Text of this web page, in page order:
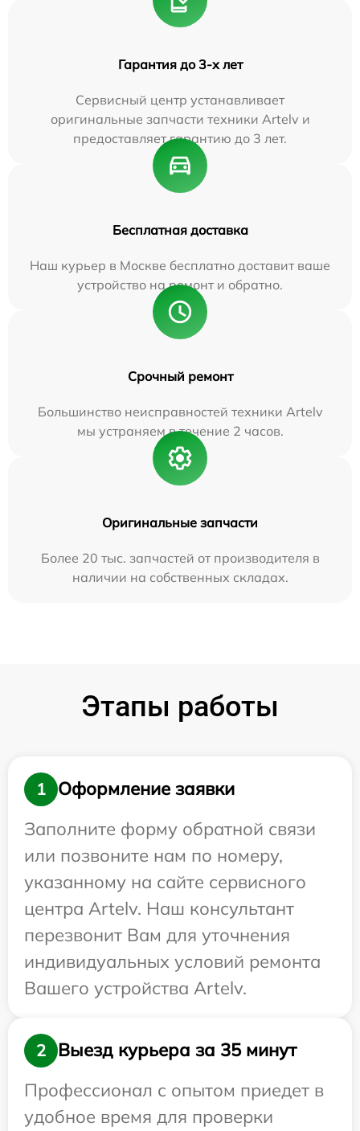
Гарантия до 3-х лет
Сервисный центр устанавливает
оригинальные запчасти техники Artelv и
предоставляет гарантию до 3 лет.
Бесплатная доставка
Наш курьер в Москве бесплатно доставит ваше
устройство на ремонт и обратно.
Срочный ремонт
Большинство неисправностей техники Artelv
мы устраняем в течение 2 часов.
Оригинальные запчасти
Более 20 тыс. запчастей от производителя в
наличии на собственных складах.
Этапы работы
1
Оформление заявки
Заполните форму обратной связи
или позвоните нам по номеру,
указанному на сайте сервисного
центра Artelv. Наш консультант
перезвонит Вам для уточнения
индивидуальных условий ремонта
Вашего устройства Artelv.
2
Выезд курьера за 35 минут
Профессионал с опытом приедет в
удобное время для проверки